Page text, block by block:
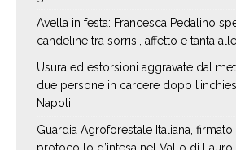
Avella in festa: Francesca Pedalino
candeline tra sorrisi, affetto e tanta
Usura ed estorsioni aggravate dal
due persone in carcere dopo
Napoli
Guardia Agroforestale Italiana,